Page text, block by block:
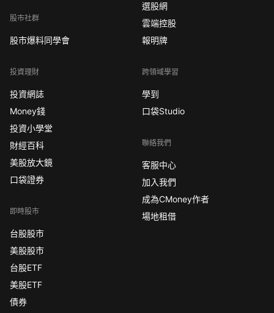
股市社群
股市爆料同學會
投資理財
投資網誌
Money錢
投資小學堂
財經百科
美股放大鏡
口袋證券
即時股市
台股股市
美股股市
台股ETF
美股ETF
債券
選股網
雲端控股
報明牌
跨領域學習
學到
口袋Studio
聯絡我們
客服中心
加入我們
成為CMoney作者
場地租借